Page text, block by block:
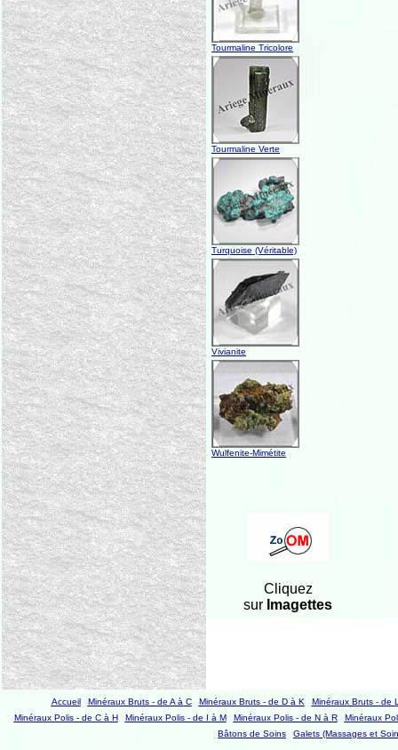
Tourmaline Tricolore
Tourmaline Verte
Turquoise (Véritable)
Vivianite
Wulfenite-Mimétite
Cliquez
sur Imagettes
Accueil Minéraux Bruts - de A à C Minéraux Bruts - de D à K
Minéraux Bruts - de
Minéraux Polis - de C à H
Minéraux Polis - de I à M Minéraux Polis - de N à R
Minéraux
Bâtons de Soins
Galets (Massages et